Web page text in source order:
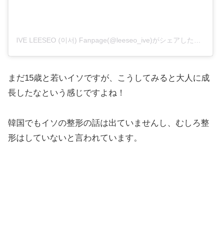
まだ15歳と若いイソですが、こうしてみると大人に成
長したなという感じですよね！
韓国でもイソの整形の話は出ていませんし、むしろ整
形はしていないと言われています。